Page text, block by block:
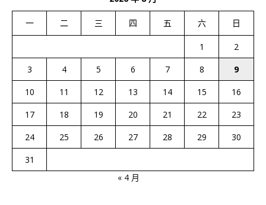
一 二 三 四 五 六 日
1
2
3
4 5 6 7 8
9
10
11 12 13 14 15
16
17
18 19 20 21 22
23
24
25 26 27 28 29
30
31
« 4 月